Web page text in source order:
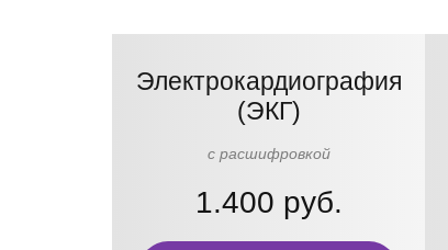
Электрокардиография
(ЭКГ)
с расшифровкой
1.400 руб.